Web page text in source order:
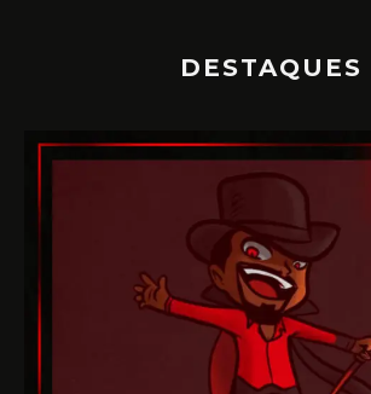
DESTAQUES